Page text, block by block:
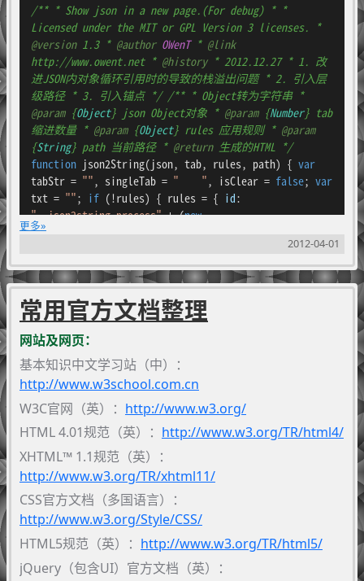
/** * Show json in a new page.(For debug) * *
Licensed under the MIT or GPL Version 3 licenses. *
@version1.3 * @author OWenT* @link
http://www.owent.net * @history* 2012.12.27 * 1. 改
进JSON内对象循环引用时的导致的栈溢出问题 * 2. 引入层
级路径 * 3. 引入锚点 */ /** * Object转为字符串 *
@param{Object} json Object对象 * @param{Number} tab
缩进数量 * @param{Object} rules 应用规则 * @param
{String} path 当前路径 * @return生成的HTML */
function json2String( json, tab, rules, path) { var
tabStr = "", singleTab = " ", isClear = false; var
txt = ""; if(!rules) { rules = { id:
"__json2string_process"+ (new
Date
; } tab = tab ||1;if
(!path) { path ="{ROOT}"; txt +=" "; }for(vari =
0; i < tab; i ++) { tabStr += singleTab; }if(!json
&& json !==0) { txt +='null'; }
(typeof(json) =="object") {var
='}';try{
{ prefix =
...}if(json[rules.id]) { txt += prefix +
"+ json[rules.id] +""+ suffix;
json[rules.id ] = path; rules.objs .push
prefix +
"\r\n";varfirst =true;for
json) {if(key == rules.id)continue;if(first)
first = false;elsetxt +=
"+""+ key +" : "+json2String
1, rules, path +"."+ key); } txt +=
tabStr.substr(0, tabStr. length
suffix; }else if(typeof(json) ==
'"'+ json +'"' ; }else if(typeof(json) ==
+ json + else
(typeof(json) == "function" ) { txt +=
更多
2012-04-01
常用官方文档整理
网站及网页：
基本知识中文学习站（中）：
http://www.w3school.com.cn
W3C官网（英）： http://www.w3.org/
HTML 4.01规范（英）： http://www.w3.org/TR/html4/
XHTML™ 1.1规范（英）：
http://www.w3.org/TR/xhtml11/
CSS官方文档（多国语言）：
http://www.w3.org/Style/CSS/
HTML5规范（英）： http://www.w3.org/TR/html5/
jQuery（包含UI）官方文档（英）：